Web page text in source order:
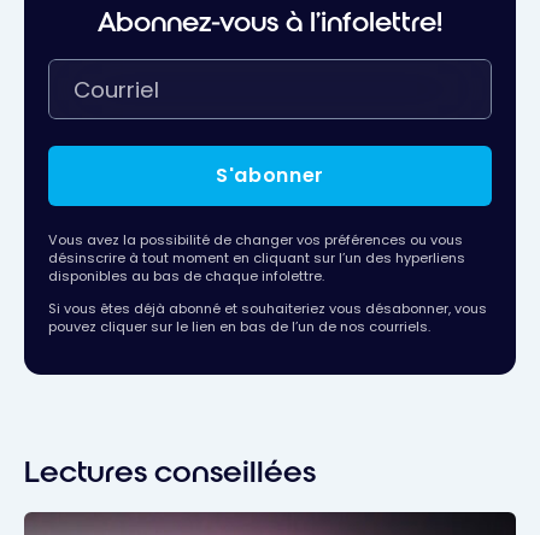
Abonnez-vous à l'infolettre!
S'abonner
Vous avez la possibilité de changer vos préférences ou vous
désinscrire à tout moment en cliquant sur l’un des hyperliens
disponibles au bas de chaque infolettre.
Si vous êtes déjà abonné et souhaiteriez vous désabonner, vous
pouvez cliquer sur le lien en bas de l’un de nos courriels.
Lectures conseillées